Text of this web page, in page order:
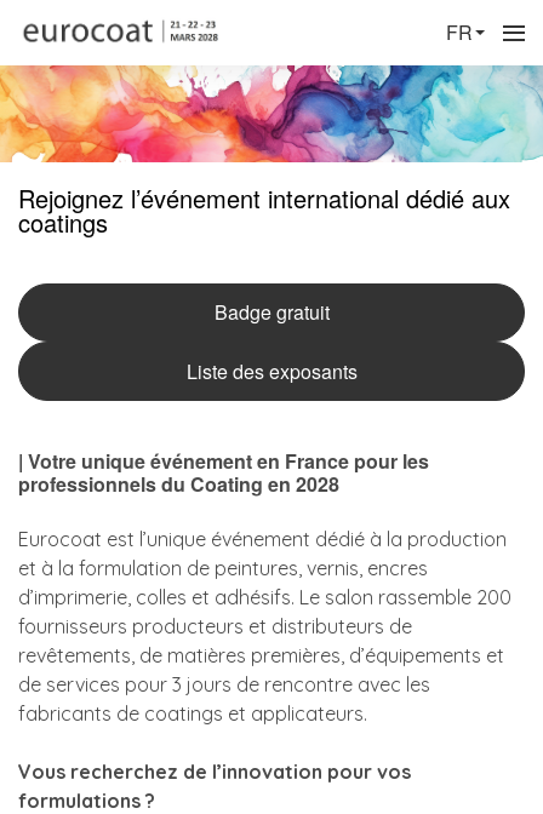
FR
Rejoignez l’événement international dédié aux
coatings
Badge gratuit
Liste des exposants
| Votre unique événement en France pour les
professionnels du Coating en 2028
Eurocoat est l’unique événement dédié à la production
et à la formulation de peintures, vernis, encres
d’imprimerie, colles et adhésifs. Le salon rassemble 200
fournisseurs producteurs et distributeurs de
revêtements, de matières premières, d’équipements et
de services pour 3 jours de rencontre avec les
fabricants de coatings et applicateurs.
Vous recherchez de l’innovation pour vos
formulations ?